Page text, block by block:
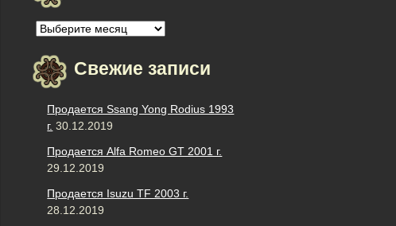
Архивы
Свежие записи
Продается Ssang Yong Rodius 1993
г. 30.12.2019
Продается Alfa Romeo GT 2001 г.
29.12.2019
Продается Isuzu TF 2003 г.
28.12.2019